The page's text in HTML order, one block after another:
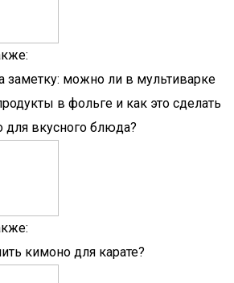
заметку: можно ли в мультиварке
в фольге и как это сделать
для вкусного блюда?
кимоно для карате?